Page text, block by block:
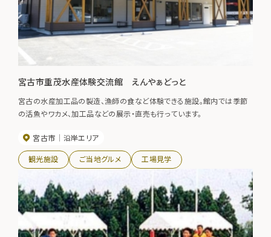
宮古市重茂水産体験交流館 えんやぁどっと
宮古の水産加工品の製造、漁師の食など体験できる施設。館内では季節
の活魚やワカメ、加工品などの展示・直売も行っています。
宮古市 沿岸エリア
観光施設 ご当地グルメ 工場見学